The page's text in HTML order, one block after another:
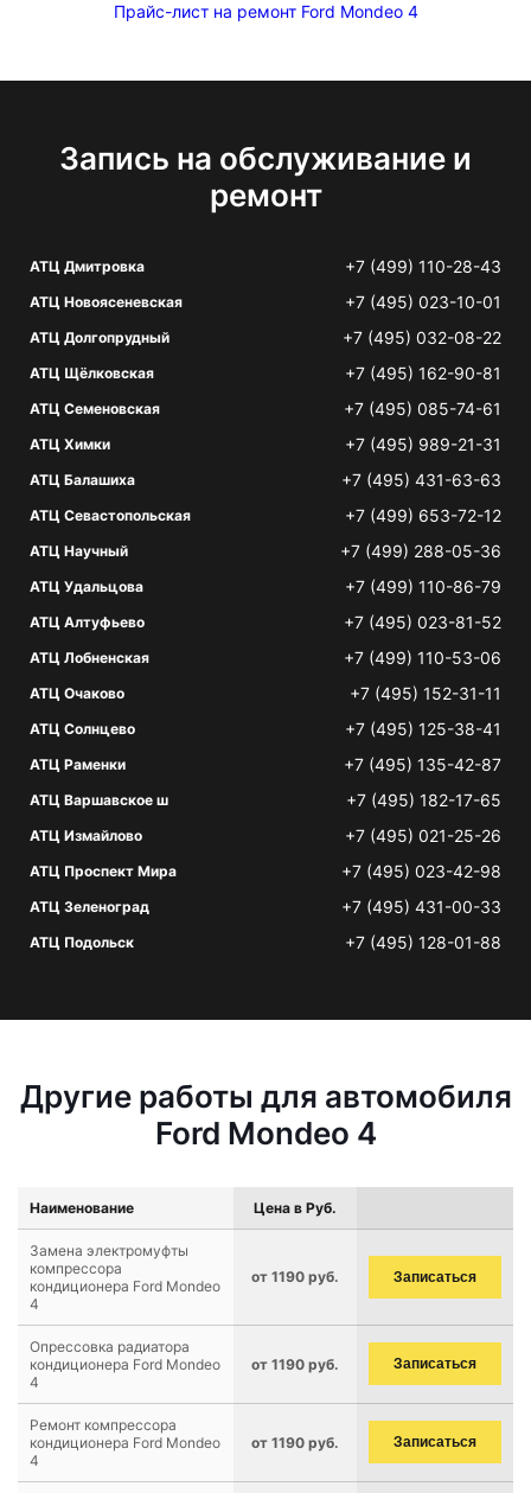
Прайс-лист на ремонт Ford Mondeo 4
Запись на обслуживание и
ремонт
АТЦ Дмитровка +7 (499) 110-28-43
АТЦ Новоясеневская +7 (495) 023-10-01
АТЦ Долгопрудный +7 (495) 032-08-22
АТЦ Щёлковская +7 (495) 162-90-81
АТЦ Семеновская +7 (495) 085-74-61
АТЦ Химки +7 (495) 989-21-31
АТЦ Балашиха +7 (495) 431-63-63
АТЦ Севастопольская +7 (499) 653-72-12
АТЦ Научный +7 (499) 288-05-36
АТЦ Удальцова +7 (499) 110-86-79
АТЦ Алтуфьево +7 (495) 023-81-52
АТЦ Лобненская +7 (499) 110-53-06
АТЦ Очаково +7 (495) 152-31-11
АТЦ Солнцево +7 (495) 125-38-41
АТЦ Раменки +7 (495) 135-42-87
АТЦ Варшавское ш +7 (495) 182-17-65
АТЦ Измайлово +7 (495) 021-25-26
АТЦ Проспект Мира +7 (495) 023-42-98
АТЦ Зеленоград +7 (495) 431-00-33
АТЦ Подольск +7 (495) 128-01-88
Другие работы для автомобиля
Ford Mondeo 4
Наименование Цена в Руб.
Замена электромуфты
компрессора
кондиционера Ford Mondeo
4
от 1190 руб. Записаться
Опрессовка радиатора
кондиционера Ford Mondeo
4
от 1190 руб. Записаться
Ремонт компрессора
кондиционера Ford Mondeo
4
от 1190 руб. Записаться